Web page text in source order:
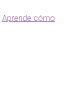
Aprende cómo